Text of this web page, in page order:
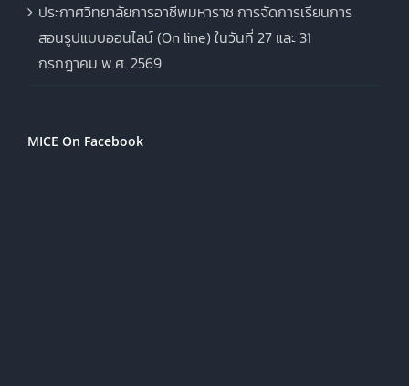
ประกาศวิทยาลัยการอาชีพมหาราช การจัดการเรียนการ
สอนรูปแบบออนไลน์ (On line) ในวันที่ 27 และ 31
กรกฎาคม พ.ศ. 2569
MICE On Facebook